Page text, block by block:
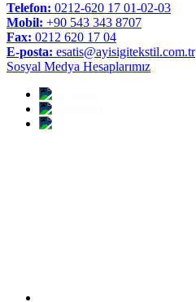
Telefon: 0212-620 17 01-02-03
Mobil: +90 543 343 8707
Fax: 0212 620 17 04
E-posta: esatis@ayisigitekstil.com.tr
Sosyal Medya Hesaplarımız